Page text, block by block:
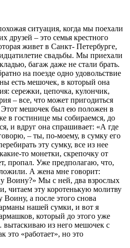
ситуация, когда мы поехали
друзей – это семья крестного
живет в Санкт- Петербурге,
свадьбы. Мы приехали
багаж даже не стали брать.
на поезде одно удовольствие
есть мешочек, в который она
сережки, цепочка, кулончик,
– все, что может пригодиться
Этот мешочек был ею положен в
в гостинице мы собираемся, до
и вдруг она спрашивает: «А где
– ты, по-моему, в сумку его
эту сумку, все из нее
то монетки, скрепочку от
пропал. Уже предполагаю, что,
А жена мне говорит:
Воину?» Мы с ней, два взрослых
читаем эту коротенькую молитву
а после этого снова
нашей сумки, и вот я
который до этого уже
из него мешочек с
это «работает», но это